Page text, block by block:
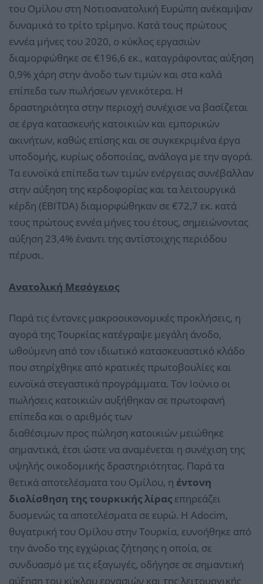
του Ομίλου στη Νοτιοανατολική Ευρώπη ανέκαμψαν
δυναμικά το τρίτο τρίμηνο. Κατά τους πρώτους
εννέα μήνες του 2020, ο κύκλος εργασιών
διαμορφώθηκε σε €196,6 εκ., καταγράφοντας αύξηση
0,9% χάρη στην άνοδο των τιμών και στα καλά
επίπεδα των πωλήσεων γενικότερα. Η
δραστηριότητα στην περιοχή συνέχισε να βασίζεται
σε έργα κατασκευής κατοικιών και εμπορικών
ακινήτων, καθώς επίσης και σε συγκεκριμένα έργα
υποδομής, κυρίως οδοποιίας, ανάλογα με την αγορά.
Τα ευνοϊκά επίπεδα των τιμών ενέργειας συνέβαλλαν
στην αύξηση της κερδοφορίας και τα λειτουργικά
κέρδη (EBITDA) διαμορφώθηκαν σε €72,7 εκ. κατά
τους πρώτους εννέα μήνες του έτους, σημειώνοντας
αύξηση 23,4% έναντι της αντίστοιχης περιόδου
πέρυσι.
Ανατολική Μεσόγειος
Παρά τις έντονες μακροοικονομικές προκλήσεις, η
αγορά της Τουρκίας κατέγραψε μεγάλη άνοδο,
ωθούμενη από τον ιδιωτικό κατασκευαστικό κλάδο
που στηρίχθηκε από κρατικές πρωτοβουλίες και
ευνοϊκά στεγαστικά προγράμματα. Τον Ιούνιο οι
πωλήσεις κατοικιών αυξήθηκαν σε πρωτοφανή
επίπεδα και ο αριθμός των
διαθέσιμων προς πώληση κατοικιών μειώθηκε
σημαντικά, έτσι ώστε να αναμένεται η συνέχιση της
υψηλής οικοδομικής δραστηριότητας. Παρά τα
θετικά αποτελέσματα του Ομίλου, η έντονη
διολίσθηση της τουρκικής λίρας επηρεάζει
δυσμενώς τα αποτελέσματα σε ευρώ. Η Adocim,
θυγατρική του Ομίλου στην Τουρκία, ευνοήθηκε από
την άνοδο της εγχώριας ζήτησης η οποία, σε
συνδυασμό με τις εξαγωγές, οδήγησε σε σημαντική
αύξηση του κύκλου εργασιών και της λειτουργικής